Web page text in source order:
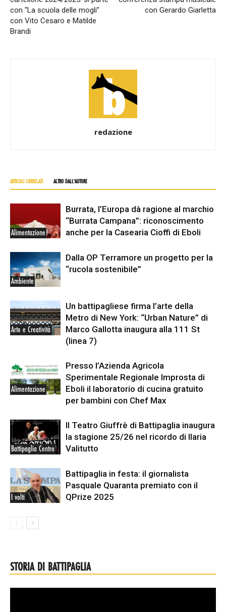
con “La scuola delle mogli”
con Vito Cesaro e Matilde
Brandi
con Gerardo Giarletta
redazione
ARTICOLI CORRELATI ALTRO DALL'AUTORE
Alimentazione
Burrata, l’Europa dà ragione al marchio
“Burrata Campana”: riconoscimento
anche per la Casearia Cioffi di Eboli
Ambiente
Dalla OP Terramore un progetto per la
“rucola sostenibile”
Arte e Creatività
Un battipagliese firma l’arte della
Metro di New York: “Urban Nature” di
Marco Gallotta inaugura alla 111 St
(linea 7)
Alimentazione
Presso l’Azienda Agricola
Sperimentale Regionale Improsta di
Eboli il laboratorio di cucina gratuito
per bambini con Chef Max
Battipaglia Centro
Il Teatro Giuffrè di Battipaglia inaugura
la stagione 25/26 nel ricordo di Ilaria
Valitutto
I volti
Battipaglia in festa: il giornalista
Pasquale Quaranta premiato con il
QPrize 2025
STORIA DI BATTIPAGLIA